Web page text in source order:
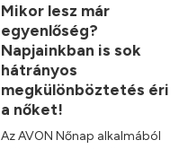
Mikor lesz már
egyenlőség?
Napjainkban is sok
hátrányos
megkülönböztetés éri
a nőket!
Az AVON Nőnap alkalmából